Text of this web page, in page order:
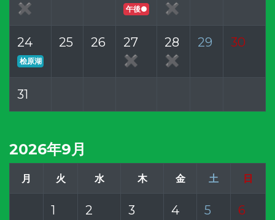
✖
午後●
✖
24
桧原湖
25 26
27
✖
28
✖
29 30
31
2026年9月
月 火 水 木 金 土 日
1 2 3 4 5
6